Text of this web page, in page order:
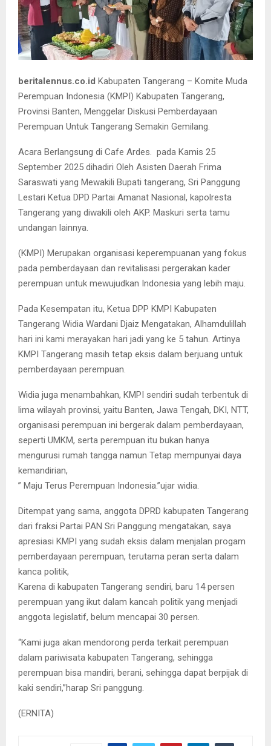
beritalennus.co.id Kabupaten Tangerang – Komite Muda
Perempuan Indonesia (KMPI) Kabupaten Tangerang,
Provinsi Banten, Menggelar Diskusi Pemberdayaan
Perempuan Untuk Tangerang Semakin Gemilang.
Acara Berlangsung di Cafe Ardes. pada Kamis 25
September 2025 dihadiri Oleh Asisten Daerah Frima
Saraswati yang Mewakili Bupati tangerang, Sri Panggung
Lestari Ketua DPD Partai Amanat Nasional, kapolresta
Tangerang yang diwakili oleh AKP. Maskuri serta tamu
undangan lainnya.
(KMPI) Merupakan organisasi keperempuanan yang fokus
pada pemberdayaan dan revitalisasi pergerakan kader
perempuan untuk mewujudkan Indonesia yang lebih maju.
Pada Kesempatan itu, Ketua DPP KMPI Kabupaten
Tangerang Widia Wardani Djaiz Mengatakan, Alhamdulillah
hari ini kami merayakan hari jadi yang ke 5 tahun. Artinya
KMPI Tangerang masih tetap eksis dalam berjuang untuk
pemberdayaan perempuan.
Widia juga menambahkan, KMPI sendiri sudah terbentuk di
lima wilayah provinsi, yaitu Banten, Jawa Tengah, DKI, NTT,
organisasi perempuan ini bergerak dalam pemberdayaan,
seperti UMKM, serta perempuan itu bukan hanya
mengurusi rumah tangga namun Tetap mempunyai daya
kemandirian,
” Maju Terus Perempuan Indonesia.”ujar widia.
Ditempat yang sama, anggota DPRD kabupaten Tangerang
dari fraksi Partai PAN Sri Panggung mengatakan, saya
apresiasi KMPI yang sudah eksis dalam menjalan progam
pemberdayaan perempuan, terutama peran serta dalam
kanca politik,
Karena di kabupaten Tangerang sendiri, baru 14 persen
perempuan yang ikut dalam kancah politik yang menjadi
anggota legislatif, belum mencapai 30 persen.
“Kami juga akan mendorong perda terkait perempuan
dalam pariwisata kabupaten Tangerang, sehingga
perempuan bisa mandiri, berani, sehingga dapat berpijak di
kaki sendiri,”harap Sri panggung.
(ERNITA)